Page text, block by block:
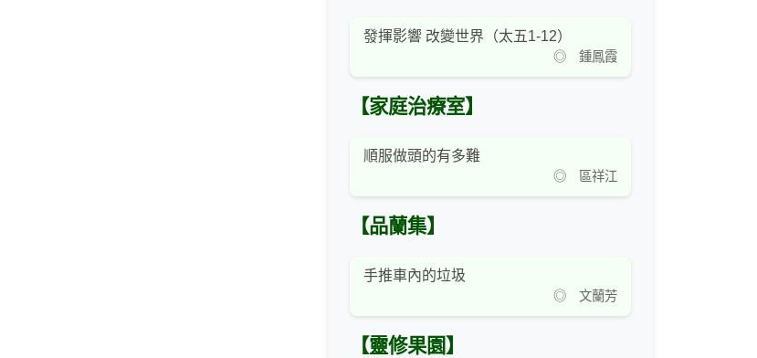
發揮影響 改變世界（太五1-12）
◎ 鍾鳳霞
【家庭治療室】
順服做頭的有多難
◎ 區祥江
【品蘭集】
手推車內的垃圾
◎ 文蘭芳
【靈修果園】